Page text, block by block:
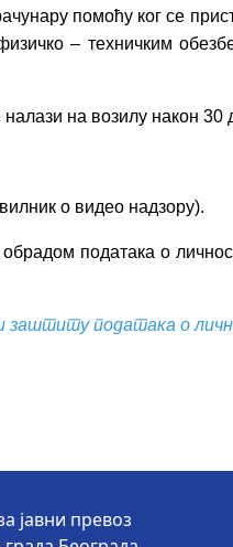
помоћу ког се
– техничким
на возилу након 30
о видео надзору).
обрадом података о
и заштиту података о
јавни превоз